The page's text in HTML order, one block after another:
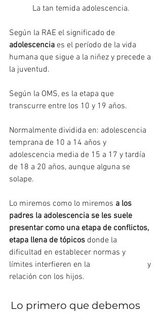
La tan temida adolescencia.
Según la RAE el significado de
adolescencia es el período de la vida
humana que sigue a la niñez y precede a
la juventud.
Según la OMS, es la etapa que
transcurre entre los 10 y 19 años.
Normalmente dividida en: adolescencia
temprana de 10 a 14 años y
adolescencia media de 15 a 17 y tardía
de 18 a 20 años, aunque alguna se
solape.
Lo miremos como lo miremos a los
padres la adolescencia se les suele
presentar como una etapa de conflictos,
etapa llena de tópicos donde la
dificultad en establecer normas y
límites interfieren en la
y
relación con los hijos.
Lo primero que debemos